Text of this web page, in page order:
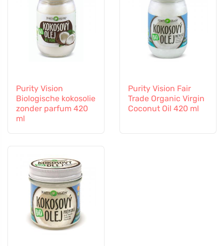
Purity Vision
Biologische kokosolie
zonder parfum 420
ml
Purity Vision Fair
Trade Organic Virgin
Coconut Oil 420 ml